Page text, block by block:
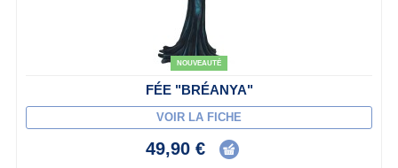
NOUVEAUTÉ
FÉE "BRÉANYA"
VOIR LA FICHE
49,90 €